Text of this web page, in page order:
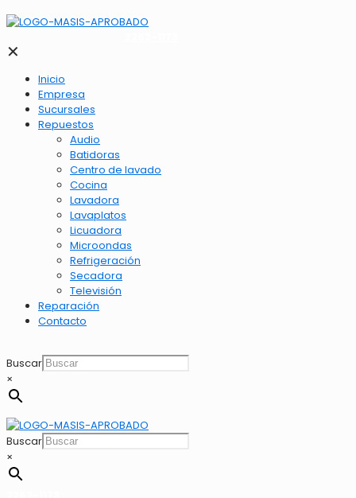
✕
Inicio
Empresa
Sucursales
Repuestos
Audio
Batidoras
Centro de lavado
Cocina
Lavadora
Lavaplatos
Licuadora
Microondas
Refrigeración
Secadora
Televisión
Reparación
Contacto
Buscar
×
Buscar
×